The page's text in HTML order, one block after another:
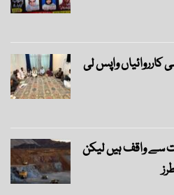
واپس لی
سے واقف ہیں لیکن